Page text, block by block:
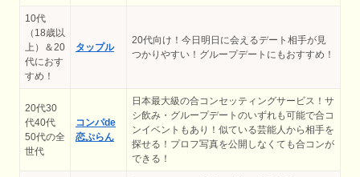
10代
（18歳以
上）＆20
代におす
すめ！
タップル
20代向け！今日明日に会えるデート相手が見
つかりやすい！グループデートにもおすすめ！
20代30
代40代
50代の全
世代
コンパde
恋ぷらん
日本最大級の合コンセッティングサービス！サ
シ飲み・グループデートのいずれも可能で合コ
ンイベントもあり！似ている芸能人から相手を
探せる！プロフ写真を公開しなくても合コンが
できる！